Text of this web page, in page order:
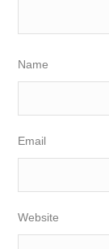
Name
Email
Website